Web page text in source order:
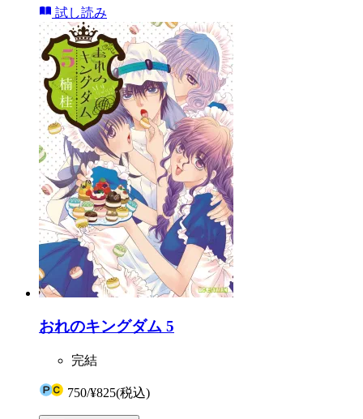
試し読み
おれのキングダム 5
完結
750/¥825(税込)